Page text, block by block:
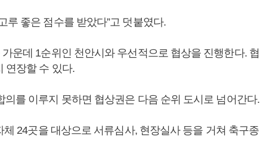
루 좋은 점수를 받았다”고 덧붙였다.
운데 1순위인 천안시와 우선적으로 협상을 진행한다. 협
연장할 수 있다.
의를 이루지 못하면 협상권은 다음 순위 도시로 넘어간다.
24곳을 대상으로 서류심사, 현장실사 등을 거쳐 축구종